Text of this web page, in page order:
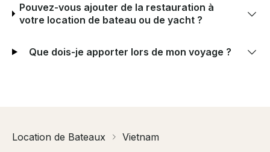
Pouvez-vous ajouter de la restauration à
votre location de bateau ou de yacht ?
Que dois-je apporter lors de mon voyage ?
Location de Bateaux Vietnam